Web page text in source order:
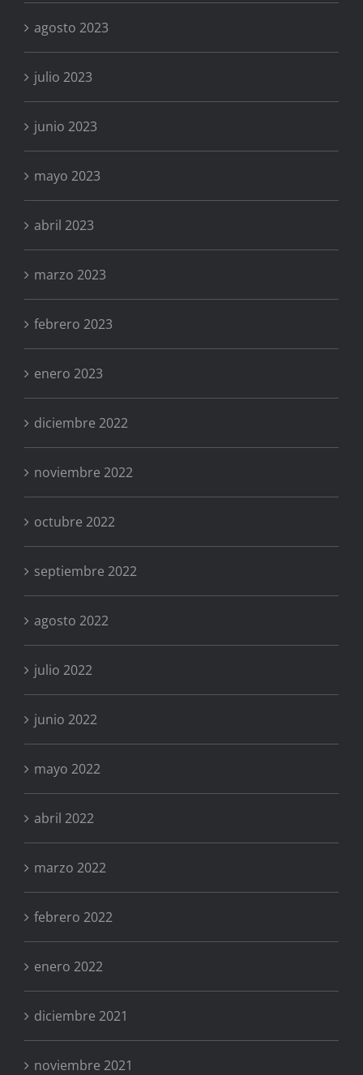
agosto 2023
julio 2023
junio 2023
mayo 2023
abril 2023
marzo 2023
febrero 2023
enero 2023
diciembre 2022
noviembre 2022
octubre 2022
septiembre 2022
agosto 2022
julio 2022
junio 2022
mayo 2022
abril 2022
marzo 2022
febrero 2022
enero 2022
diciembre 2021
noviembre 2021